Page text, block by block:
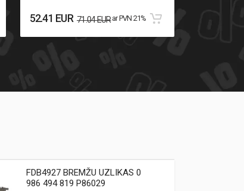
52.41 EUR 71.04 EURar PVN 21%
FDB4927 BREMŽU UZLIKAS 0
986 494 819 P86029